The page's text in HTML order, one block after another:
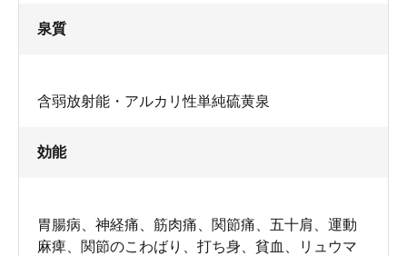
泉質
含弱放射能・アルカリ性単純硫黄泉
効能
胃腸病、神経痛、筋肉痛、関節痛、五十肩、運動
麻痺、関節のこわばり、打ち身、貧血、リュウマ